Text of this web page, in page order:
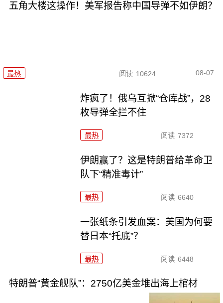
五角大楼这操作！美军报告称中国导弹不如伊朗？
最热 阅读 10624 08-07
炸疯了！俄乌互掀“仓库战”，28
枚导弹全拦不住
最热 阅读 7372
伊朗赢了？这是特朗普给革命卫
队下“精准毒计”
最热 阅读 6640
一张纸条引发血案：美国为何要
替日本“托底”？
最热 阅读 6448
特朗普“黄金舰队”：2750亿美金堆出海上棺材